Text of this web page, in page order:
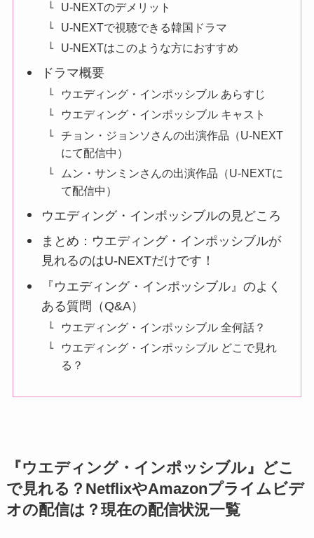
U-NEXTのデメリット
U-NEXTで視聴できる韓国ドラマ
U-NEXTはこのような方におすすめ
ドラマ概要
ウエディング・インポッシブル あらすじ
ウエディング・インポッシブル キャスト
チョン・ジョンソさんの出演作品（U-NEXT
にて配信中）
ムン・サンミンさんの出演作品（U-NEXTに
て配信中）
ウエディング・インポッシブルの見どころ
まとめ：ウエディング・インポッシブルが
見れるのはU-NEXTだけです！
『ウエディング・インポッシブル』のよく
ある質問（Q&A）
ウエディング・インポッシブル 全何話？
ウエディング・インポッシブル どこで見れ
る？
『ウエディング・インポッシブル』どこ
で見れる？NetflixやAmazonプライムビデ
オの配信は？現在の配信状況一覧